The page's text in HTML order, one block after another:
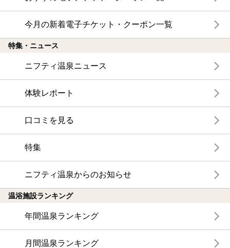
今月の新着電子チケット・クーポン一覧
特集・ニュース
ニフティ温泉ニュース
体験レポート
口コミを見る
特集
ニフティ温泉からのお知らせ
温浴施設ランキング
年間温泉ランキング
月間温泉ランキング